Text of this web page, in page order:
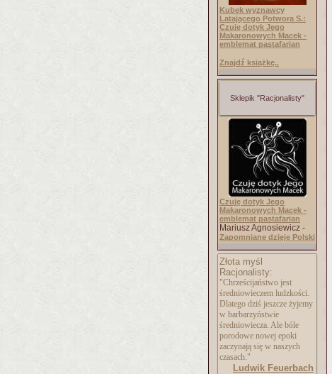
Kubek wyznawcy
Latającego Potwora S.:
Czuję dotyk Jego
Makaronowych Macek -
emblemat pastafarian
Znajdź książkę..
Sklepik "Racjonalisty"
Czuję dotyk Jego
Makaronowych Macek -
emblemat pastafarian
Mariusz Agnosiewicz -
Zapomniane dzieje Polski
Złota myśl
Racjonalisty:
"Chrześcijaństwo jest
średniowieczem ludzkości.
Dlatego dziś jeszcze żyjemy
w barbarzyństwie
średniowiecza. Ale bóle
porodowe nowej epoki
zaczynają się w naszych
czasach."
Ludwik Feuerbach